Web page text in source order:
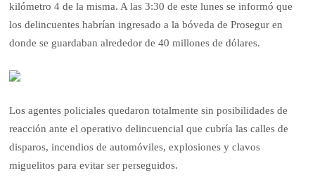
kilómetro 4 de la misma. A las 3:30 de este lunes se informó que
los delincuentes habrían ingresado a la bóveda de Prosegur en
donde se guardaban alrededor de 40 millones de dólares.
Los agentes policiales quedaron totalmente sin posibilidades de
reacción ante el operativo delincuencial que cubría las calles de
disparos, incendios de automóviles, explosiones y clavos
miguelitos para evitar ser perseguidos.